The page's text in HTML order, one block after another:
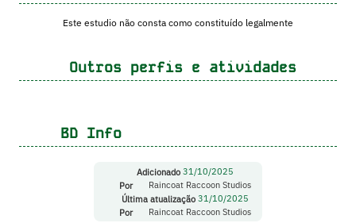
Este estudio não consta como constituído legalmente
Outros perfis e atividades
BD Info
Adicionado 31/10/2025
Por
Raincoat Raccoon Studios
Última atualização 31/10/2025
Por
Raincoat Raccoon Studios